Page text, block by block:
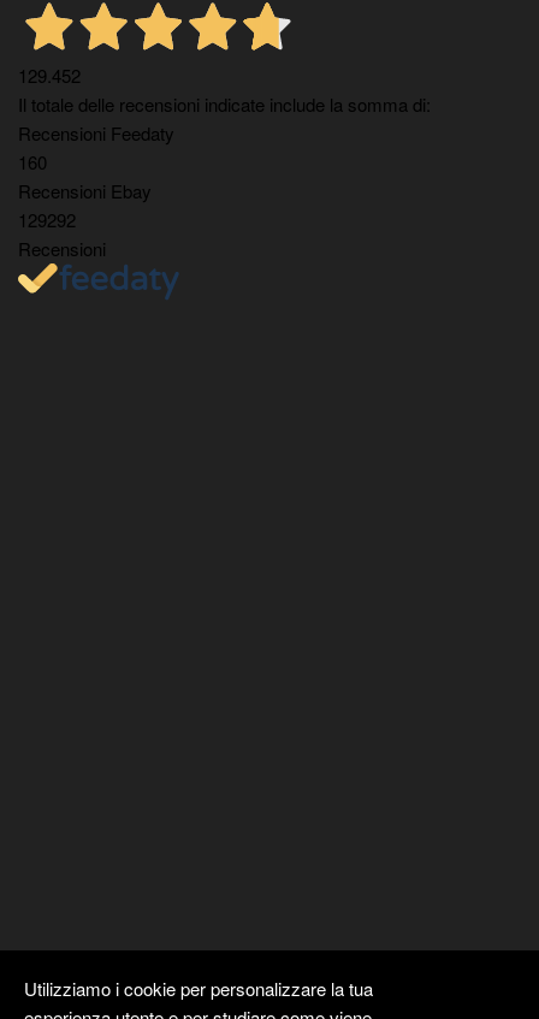
129.452
Il totale delle recensioni indicate include la somma di:
Recensioni Feedaty
160
Recensioni Ebay
129292
Recensioni
Utilizziamo i cookie per personalizzare la tua